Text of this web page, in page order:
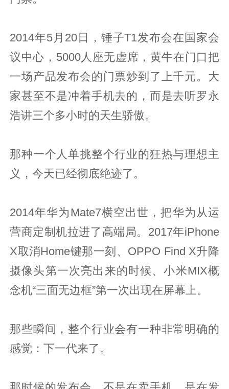
2014年5月20日，锤子T1发布会在国家会
议中心，5000人座无虚席，黄牛在门口把
一场产品发布会的门票炒到了上千元。大
家甚至不是冲着手机去的，而是去听罗永
浩讲三个多小时的天生骄傲。
那种一个人单挑整个行业的狂热与理想主
义，今天已经彻底绝迹了。
2014年华为Mate7横空出世，把华为从运
营商定制机拉进了高端局。2017年iPhone
X取消Home键那一刻、OPPO Find X升降
摄像头第一次亮出来的时候、小米MIX概
念机“三面无边框”第一次出现在屏幕上。
那些瞬间，整个行业会有一种非常明确的
感觉：下一代来了。